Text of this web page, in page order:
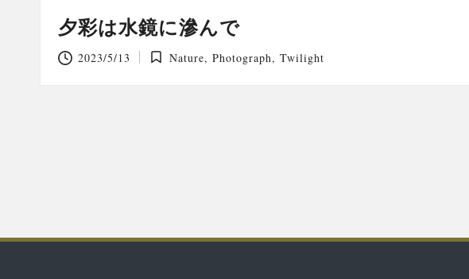
夕彩は水鏡に滲んで
2023/5/13
Posted
Nature, Photograph, Twilight